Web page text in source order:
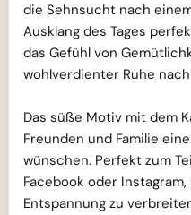
die Sehnsucht nach
Ausklang des Tages
das Gefühl von
wohlverdienter Ruhe
Das süße Motiv mit dem
Freunden und Familie
wünschen. Perfekt zum
Facebook oder
Entspannung zu